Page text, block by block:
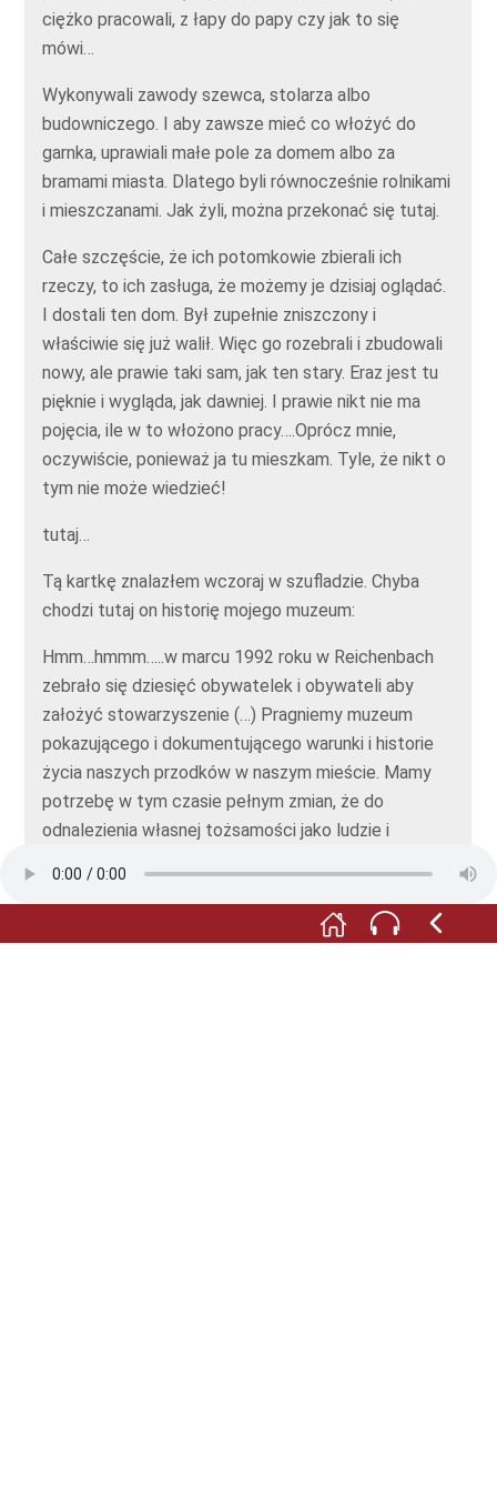
ciężko pracowali, z łapy do papy czy jak to się
mówi…
Wykonywali zawody szewca, stolarza albo
budowniczego. I aby zawsze mieć co włożyć do
garnka, uprawiali małe pole za domem albo za
bramami miasta. Dlatego byli równocześnie rolnikami
i mieszczanami. Jak żyli, można przekonać się tutaj.
Całe szczęście, że ich potomkowie zbierali ich
rzeczy, to ich zasługa, że możemy je dzisiaj oglądać.
I dostali ten dom. Był zupełnie zniszczony i
właściwie się już walił. Więc go rozebrali i zbudowali
nowy, ale prawie taki sam, jak ten stary. Eraz jest tu
pięknie i wygląda, jak dawniej. I prawie nikt nie ma
pojęcia, ile w to włożono pracy….Oprócz mnie,
oczywiście, ponieważ ja tu mieszkam. Tyle, że nikt o
tym nie może wiedzieć!
tutaj…
Tą kartkę znalazłem wczoraj w szufladzie. Chyba
chodzi tutaj on historię mojego muzeum:
Hmm…hmmm…..w marcu 1992 roku w Reichenbach
zebrało się dziesięć obywatelek i obywateli aby
założyć stowarzyszenie (…) Pragniemy muzeum
pokazującego i dokumentującego warunki i historie
życia naszych przodków w naszym mieście. Mamy
potrzebę w tym czasie pełnym zmian, że do
odnalezienia własnej tożsamości jako ludzie i
Hach! Jak ładnie to powiedział! A teraz dalej: